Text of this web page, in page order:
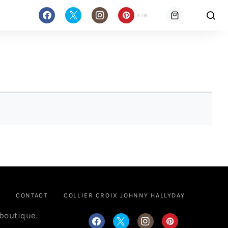
319
CONTACT COLLIER CROIX JOHNNY HALLYDAY